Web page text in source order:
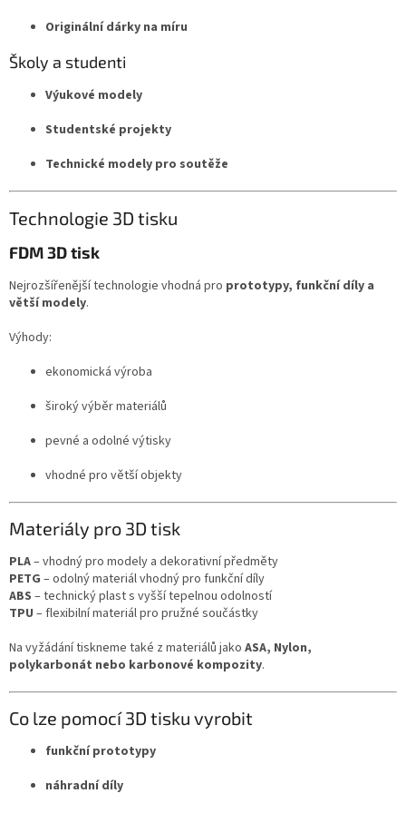
Originální dárky na míru
Školy a studenti
Výukové modely
Studentské projekty
Technické modely pro soutěže
Technologie 3D tisku
FDM 3D tisk
Nejrozšířenější technologie vhodná pro prototypy, funkční díly a
větší modely.
Výhody:
ekonomická výroba
široký výběr materiálů
pevné a odolné výtisky
vhodné pro větší objekty
Materiály pro 3D tisk
PLA– vhodný pro modely a dekorativní předměty
PETG – odolný materiál vhodný pro funkční díly
ABS – technický plast s vyšší tepelnou odolností
TPU – flexibilní materiál pro pružné součástky
Na vyžádání tiskneme také z materiálů jako ASA, Nylon,
polykarbonát nebo karbonové kompozity.
Co lze pomocí 3D tisku vyrobit
funkční prototypy
náhradní díly